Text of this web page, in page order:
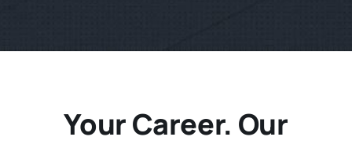
Your Career. Our